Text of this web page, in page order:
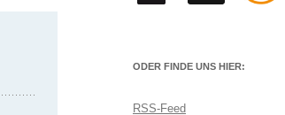
ODER FINDE UNS HIER:
RSS-Feed